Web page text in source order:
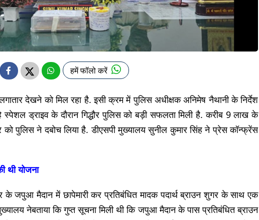
हमें फॉलो करें
देखने को मिल रहा है. इसी क्रम में पुलिस अधीक्षक अनिमेष नैथानी के निर्देश
ड्राइव के दौरान गिद्धौर पुलिस को बड़ी सफलता मिली है. करीब 9 लाख के
पुलिस ने दबोच लिया है. डीएसपी मुख्यालय सुनील कुमार सिंह ने प्रेस कॉन्फ्रेंस
थी योजना
के जपुआ मैदान में छापेमारी कर प्रतिबंधित मादक पदार्थ ब्राउन शुगर के साथ एक
नेबताया कि गुप्त सूचना मिली थी कि जपुआ मैदान के पास प्रतिबंधित ब्राउन